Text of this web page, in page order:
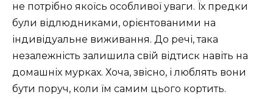
не потрібно якоїсь особливої уваги. Їх предки
були відлюдниками, орієнтованими на
індивідуальне виживання. До речі, така
незалежність залишила свій відтиск навіть на
домашніх мурках. Хоча, звісно, і люблять вони
бути поруч, коли їм самим цього кортить.